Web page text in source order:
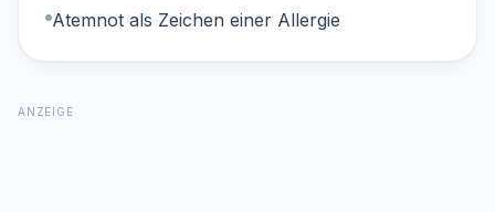
Atemnot als Zeichen einer Allergie
ANZEIGE